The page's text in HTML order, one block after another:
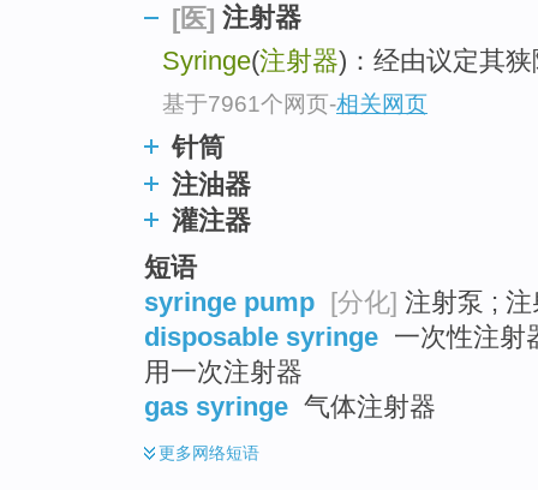
[医] 注射器
Syringe(注射器)：经由议定其
基于7961个网页-相关网页
针筒
注油器
灌注器
短语
syringe pump [分化] 注射泵 ;
disposable syringe 一次性注射
用一次注射器
gas syringe 气体注射器
更多网络短语